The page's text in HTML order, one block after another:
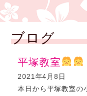
ブログ
平塚教室
2021年4月8日
本日から平塚教室の